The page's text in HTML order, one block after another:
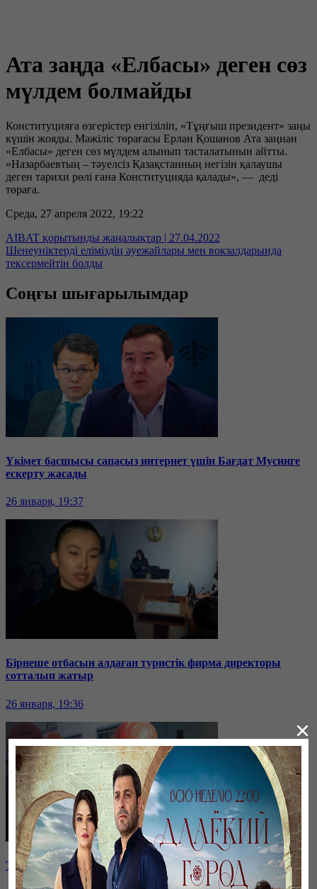
Ата заңда «Елбасы» деген сөз
мүлдем болмайды
Конституцияға өзгерістер енгізіліп, «Тұңғыш президент» заңы
күшін жояды. Мәжіліс төрағасы Ерлан Қошанов Ата заңнан
«Елбасы» деген сөз мүлдем алынып тасталатынын айтты.
«Назарбаевтың – тәуелсіз Қазақстанның негізін қалаушы
деген тарихи рөлі ғана Конституцияда қалады», — деді
төраға.
Среда, 27 апреля 2022, 19:22
AIBAT қорытынды жаңалықтар | 27.04.2022
Шенеуніктерді еліміздің әуежайлары мен вокзалдарында
тексермейтін болды
Соңғы шығарылымдар
Үкімет басшысы сапасыз интернет үшін Бағдат Мусинге
ескерту жасады
26 января, 19:37
Бірнеше отбасын алдаған туристік фирма директоры
сотталып жатыр
26 января, 19:36
Таразда ТЭЦ қызметкерлері жалақы көтеруді талап етті
×